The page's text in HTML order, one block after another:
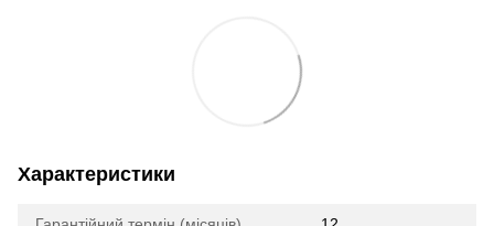
Характеристики